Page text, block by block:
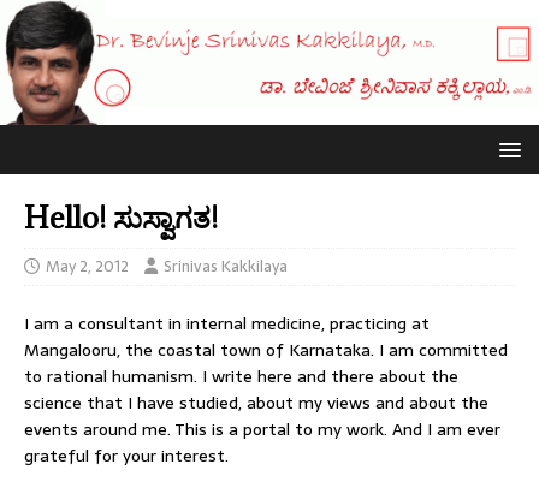
Hello! ಸುಸ್ವಾಗತ!
May 2, 2012 Srinivas Kakkilaya
I am a consultant in internal medicine, practicing at
Mangalooru, the coastal town of Karnataka. I am committed
to rational humanism. I write here and there about the
science that I have studied, about my views and about the
events around me. This is a portal to my work. And I am ever
grateful for your interest.